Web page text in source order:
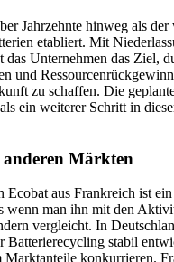
Jahrzehnte hinweg als
etabliert. Mit
Unternehmen das Ziel,
und
zu schaffen. Die
ein weiterer Schritt in
Märkten
Ecobat aus Frankreich ist
wenn man ihn mit den
vergleicht. In
Batterierecycling stabil
Marktanteile konkurrieren.